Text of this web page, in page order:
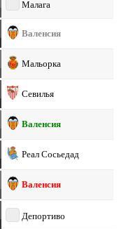
Малага
Валенсия
Мальорка
Севилья
Валенсия
Реал Сосьедад
Валенсия
Депортиво